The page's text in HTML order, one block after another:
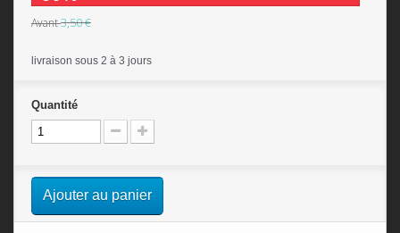
Avant3,50 €
livraison sous 2 à 3 jours
Quantité
Ajouter au panier